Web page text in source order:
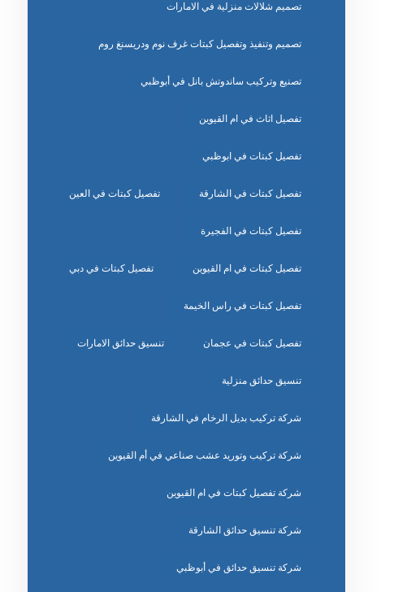
تصميم شلالات منزلية في الامارات
تصميم وتنفيذ وتفصيل كبتات غرف نوم ودريسنغ روم
تصنيع وتركيب ساندوتش بانل في أبوظبي
تفصيل اثاث في ام القيوين
تفصيل كبتات في ابوظبي
تفصيل كبتات في الشارقة تفصيل كبتات في العين
تفصيل كبتات في الفجيرة
تفصيل كبتات في ام القيوين تفصيل كبتات في دبي
تفصيل كبتات في راس الخيمة
تفصيل كبتات في عجمان تنسيق حدائق الامارات
تنسيق حدائق منزلية
شركة تركيب بديل الرخام في الشارقة
شركة تركيب وتوريد عشب صناعي في أم القيوين
شركة تفصيل كبتات في ام القيوين
شركة تنسيق حدائق الشارقة
شركة تنسيق حدائق في أبوظبي